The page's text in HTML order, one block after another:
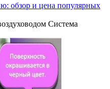
обзор и цена популярных
Система